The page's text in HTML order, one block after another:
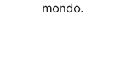
mondo.